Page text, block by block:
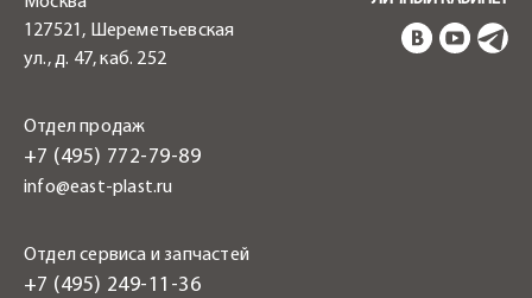
127521, Шереметьевская
ул., д. 47, каб. 252
Отдел продаж
+7 (495) 772-79-89
info@east-plast.ru
Отдел сервиса и запчастей
+7 (495) 249-11-36